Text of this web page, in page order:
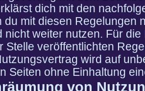
dich mit den
du mit diesen Regelungen
nicht weiter nutzen. Für
Stelle veröffentlichten
wird auf
Seiten ohne Einhaltung
von